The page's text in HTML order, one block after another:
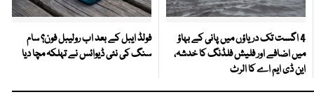
4 اگست تک دریاؤں میں پانی کے بہاؤ
میں اضافے اور فلیش فلڈنگ کا خدشہ،
این ڈی ایم اے کا الرٹ
فولڈ ایبل کے بعد اب رولیبل فون؟ سام
سنگ کی نئی ڈیوائس نے تہلکہ مچا دیا